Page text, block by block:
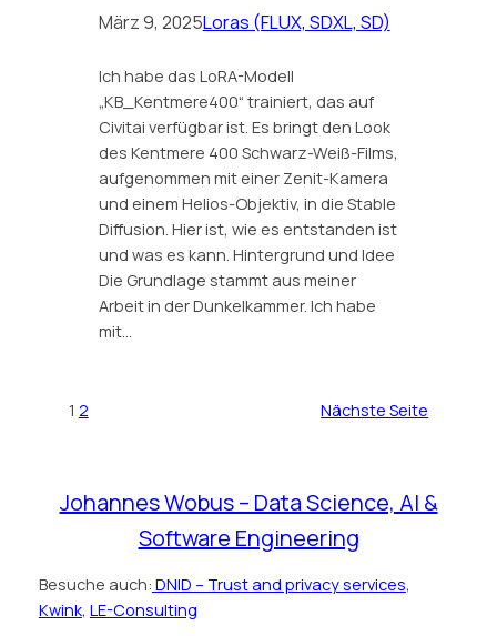
März 9, 2025Loras (FLUX, SDXL, SD)
Ich habe das LoRA-Modell
„KB_Kentmere400“ trainiert, das auf
Civitai verfügbar ist. Es bringt den Look
des Kentmere 400 Schwarz-Weiß-Films,
aufgenommen mit einer Zenit-Kamera
und einem Helios-Objektiv, in die Stable
Diffusion. Hier ist, wie es entstanden ist
und was es kann. Hintergrund und Idee
Die Grundlage stammt aus meiner
Arbeit in der Dunkelkammer. Ich habe
mit…
1 2 Nächste Seite
Johannes Wobus – Data Science, AI &
Software Engineering
Besuche auch: DNID – Trust and privacy services,
Kwink, LE-Consulting